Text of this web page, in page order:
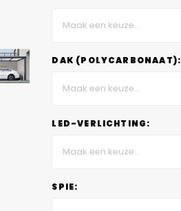
Maak een keuze...
DAK (POLYCARBONAAT):
Maak een keuze...
LED-VERLICHTING:
Maak een keuze...
SPIE: